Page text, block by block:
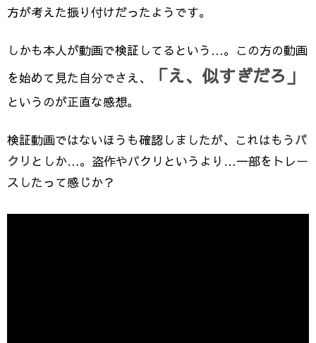
方が考えた振り付けだったようです。
しかも本人が動画で検証してるという…。この方の動画
を始めて見た自分でさえ、
「え、似すぎだろ」
というのが正直な感想。
検証動画ではないほうも確認しましたが、これはもうパ
クリ としか…。盗作やパクリというより…一部をトレー
スしたって感じか？